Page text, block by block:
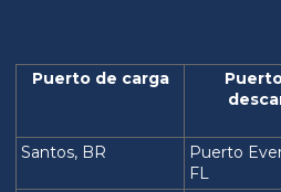
Puerto de carga
Santos, BR
Puerto
FL